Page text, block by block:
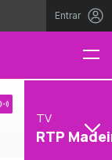
Entrar
TV
RTP